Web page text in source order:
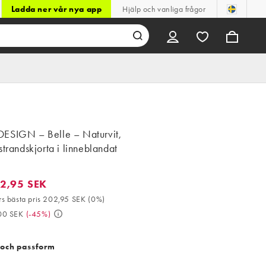
Ladda ner vår nya app Hjälp och vanliga frågor
– Belle – Naturvit,
i linneblandat
SEK. 30-dagars bästa pris 202,95 SEK (0%). Då 369,00 SEK.
SEK
bästa pris 202,95 SEK (0%)
SEK (-45%)
passform